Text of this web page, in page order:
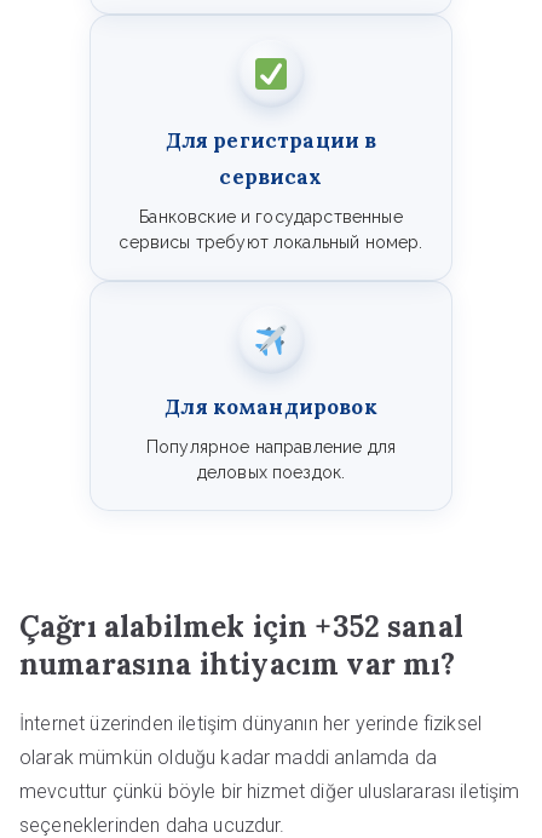
Для регистрации в
сервисах
Банковские и государственные
сервисы требуют локальный номер.
Для командировок
Популярное направление для
деловых поездок.
Çağrı alabilmek için +352 sanal
numarasına ihtiyacım var mı?
İnternet üzerinden iletişim dünyanın her yerinde fiziksel
olarak mümkün olduğu kadar maddi anlamda da
mevcuttur çünkü böyle bir hizmet diğer uluslararası iletişim
seçeneklerinden daha ucuzdur.